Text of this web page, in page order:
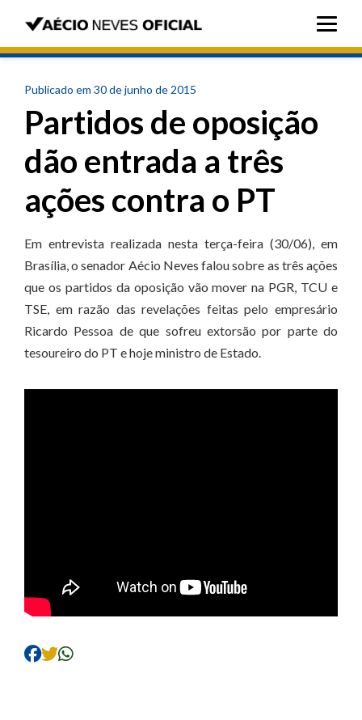
Publicado em 30 de junho de 2015
Partidos de oposição
dão entrada a três
ações contra o PT
Em entrevista realizada nesta terça-feira (30/06), em
Brasília, o senador Aécio Neves falou sobre as três ações
que os partidos da oposição vão moverna PGR, TCU e
TSE, em razão das revelações feitas pelo empresário
Ricardo Pessoa de que sofreu extorsão por parte do
tesoureiro do PT e hoje ministro de Estado.